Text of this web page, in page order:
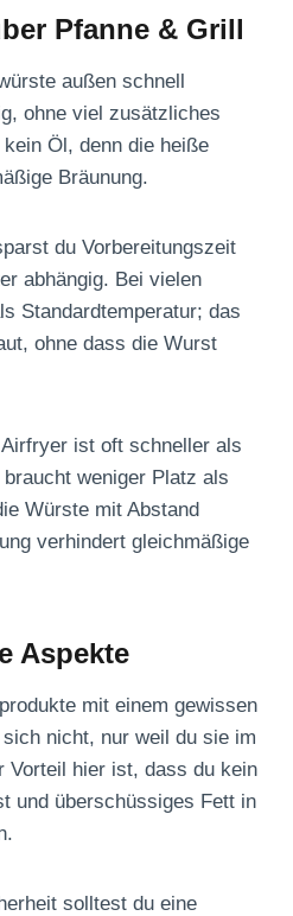
Pfanne & Grill
außen schnell
ohne viel zusätzliches
Öl, denn die heiße
Bräunung.
du Vorbereitungszeit
abhängig. Bei vielen
Standardtemperatur; das
ohne dass die Wurst
ist oft schneller als
weniger Platz als
Würste mit Abstand
verhindert gleichmäßige
Aspekte
mit einem gewissen
nicht, nur weil du sie im
Vorteil hier ist, dass du kein
und überschüssiges Fett in
solltest du eine